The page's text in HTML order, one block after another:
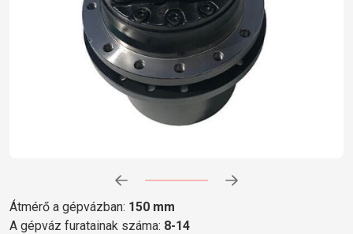
Átmérő a gépvázban: 150 mm
A gépváz furatainak száma: 8-14